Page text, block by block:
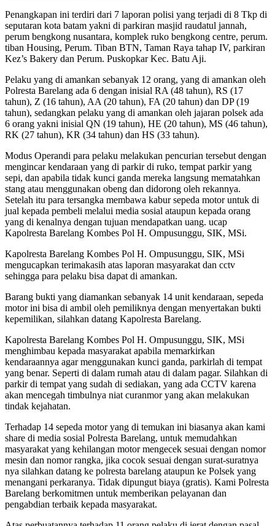
Penangkapan ini terdiri dari 7 laporan polisi yang terjadi di 8 Tkp di
seputaran kota batam yakni di parkiran masjid raudatul jannah,
perum bengkong nusantara, komplek ruko bengkong centre, perum.
tiban Housing, Perum. Tiban BTN, Taman Raya tahap IV, parkiran
Kez’s Bakery dan Perum. Puskopkar Kec. Batu Aji.
Pelaku yang di amankan sebanyak 12 orang, yang di amankan oleh
Polresta Barelang ada 6 dengan inisial RA (48 tahun), RS (17
tahun), Z (16 tahun), AA (20 tahun), FA (20 tahun) dan DP (19
tahun), sedangkan pelaku yang di amankan oleh jajaran polsek ada
6 orang yakni inisial QN (19 tahun), HE (20 tahun), MS (46 tahun),
RK (27 tahun), KR (34 tahun) dan HS (33 tahun).
Modus Operandi para pelaku melakukan pencurian tersebut dengan
mengincar kendaraan yang di parkir di ruko, tempat parkir yang
sepi, dan apabila tidak kunci ganda mereka langsung mematahkan
stang atau menggunakan obeng dan didorong oleh rekannya.
Setelah itu para tersangka membawa kabur sepeda motor untuk di
jual kepada pembeli melalui media sosial ataupun kepada orang
yang di kenalnya dengan tujuan mendapatkan uang. ucap
Kapolresta Barelang Kombes Pol H. Ompusunggu, SIK, MSi.
Kapolresta Barelang Kombes Pol H. Ompusunggu, SIK, MSi
mengucapkan terimakasih atas laporan masyarakat dan cctv
sehingga para pelaku bisa dapat di amankan.
Barang bukti yang diamankan sebanyak 14 unit kendaraan, sepeda
motor ini bisa di ambil oleh pemiliknya dengan menyertakan bukti
kepemilikan, silahkan datang Kapolresta Barelang.
Kapolresta Barelang Kombes Pol H. Ompusunggu, SIK, MSi
menghimbau kepada masyarakat apabila memarkirkan
kendaraannya agar menggunakan kunci ganda, parkirlah di tempat
yang benar. Seperti di dalam rumah atau di dalam pagar. Silahkan di
parkir di tempat yang sudah di sediakan, yang ada CCTV karena
akan mencegah timbulnya niat curanmor yang akan melakukan
tindak kejahatan.
Terhadap 14 sepeda motor yang di temukan ini biasanya akan kami
share di media sosial Polresta Barelang, untuk memudahkan
masyarakat yang kehilangan motor mengecek sesuai dengan nomor
mesin dan nomor rangka, jika cocok sesuai dengan surat-suratnya
nya silahkan datang ke polresta barelang ataupun ke Polsek yang
menangani perkaranya. Tidak dipungut biaya (gratis). Kami Polresta
Barelang berkomitmen untuk memberikan pelayanan dan
pengabdian terbaik kepada masyarakat.